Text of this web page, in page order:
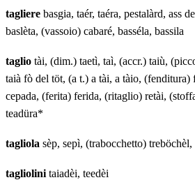
tagliere basgia, taér, taéra, pestalàrd, ass
baslèta, (vassoio) cabaré, basséla, bassila
taglio tài, (dim.) taetì, taì, (accr.) taiù,
taià fò del töt, (a t.) a tài, a tàio, (fenditura)
cepada, (ferita) ferida, (ritaglio) retài,
teadüra*
tagliola sèp, sepì, (trabocchetto)
tagliolini taiadèi, teedèi